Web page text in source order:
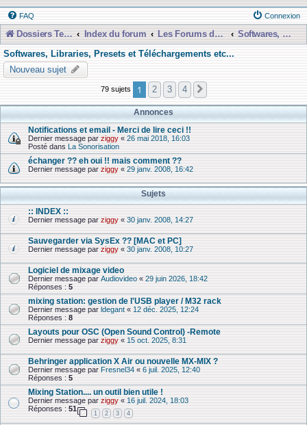
FAQ Connexion
Dossiers Techniques Index du forum Les Forums de Discussions
Softwares, Libraries, Presets et Téléchargements etc...
Softwares, Libraries, Presets et Téléchargements etc...
Nouveau sujet
79 sujets 1 2 3 4
Annonces
Notifications et email - Merci de lire ceci !!
Dernier message par ziggy « 26 mai 2018, 16:03
Posté dans La Sonorisation
échanger ?? eh oui !! mais comment ??
Dernier message par ziggy « 29 janv. 2008, 16:42
Sujets
:: INDEX ::
Dernier message par ziggy « 30 janv. 2008, 14:27
Sauvegarder via SysEx ?? [MAC et PC]
Dernier message par ziggy « 30 janv. 2008, 10:27
Logiciel de mixage video
Dernier message par Audiovideo « 29 juin 2026, 18:42
Réponses : 5
mixing station: gestion de l'USB player / M32 rack
Dernier message par ldegant « 12 déc. 2025, 12:24
Réponses : 8
Layouts pour OSC (Open Sound Control) -Remote
Dernier message par ziggy « 15 oct. 2025, 8:31
Behringer application X Air ou nouvelle MX-MIX ?
Dernier message par Fresnel34 « 6 juil. 2025, 12:40
Réponses : 5
Mixing Station.... un outil bien utile !
Dernier message par ziggy « 16 juil. 2024, 18:03
Réponses : 51
1 2 3 4